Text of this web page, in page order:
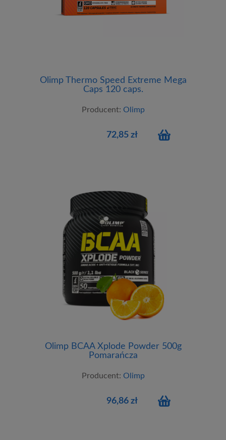
Olimp Thermo Speed Extreme Mega
Caps 120 caps.
Producent: Olimp
72,85 zł
Olimp BCAA Xplode Powder 500g
Pomarańcza
Producent: Olimp
96,86 zł